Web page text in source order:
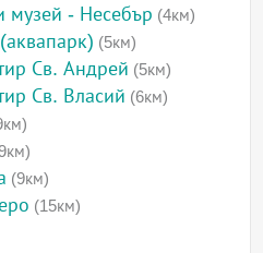
музей - Несебър (4км)
(5км)
Св. Андрей (5км)
Св. Власий (6км)
(9км)
(15км)